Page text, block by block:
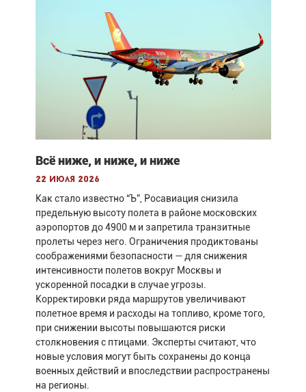
Всё ниже, и ниже, и ниже
22 июля 2026
Как стало известно “Ъ”, Росавиация снизила
предельную высоту полета в районе московских
аэропортов до 4900 м и запретила транзитные
пролеты через него. Ограничения продиктованы
соображениями безопасности — для снижения
интенсивности полетов вокруг Москвы и
ускоренной посадки в случае угрозы.
Корректировки ряда маршрутов увеличивают
полетное время и расходы на топливо, кроме того,
при снижении высоты повышаются риски
столкновения с птицами. Эксперты считают, что
новые условия могут быть сохранены до конца
военных действий и впоследствии распространены
на регионы.